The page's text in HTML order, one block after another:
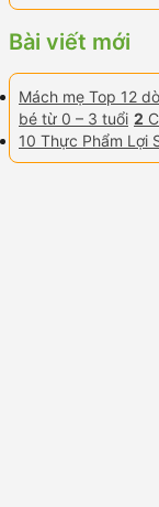
Bài viết mới
Mách mẹ Top 12
bé từ 0 – 3 tuổi 2
10 Thực Phẩm Lợi